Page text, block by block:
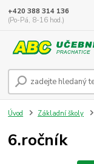
+420 388 314 136
(Po-Pá, 8-16 hod.)
Úvod Základní školy
6.ročník